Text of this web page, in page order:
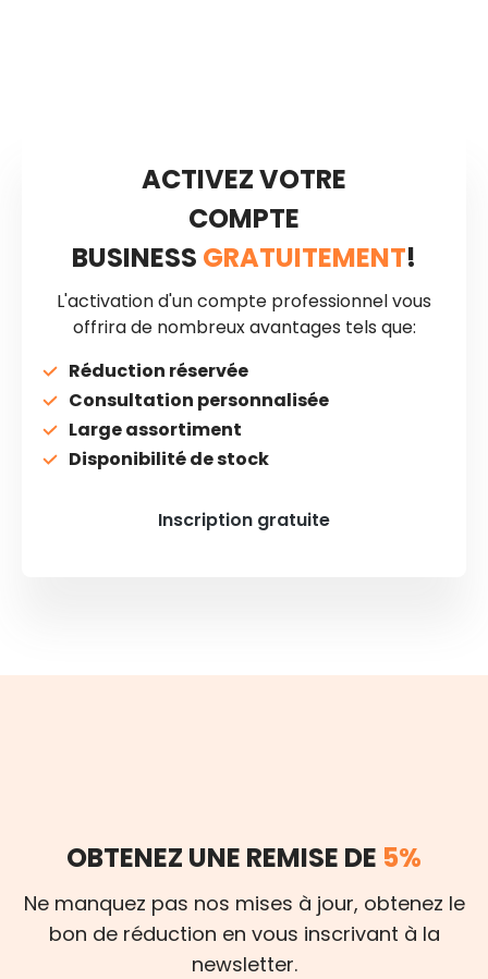
ACTIVEZ VOTRE
COMPTE
BUSINESS GRATUITEMENT!
L'activation d'un compte professionnel vous
offrira de nombreux avantages tels que:
Réduction réservée
Consultation personnalisée
Large assortiment
Disponibilité de stock
Inscription gratuite
OBTENEZ UNE REMISE DE 5%
Ne manquez pas nos mises à jour, obtenez le
bon de réduction en vous inscrivant à la
newsletter.